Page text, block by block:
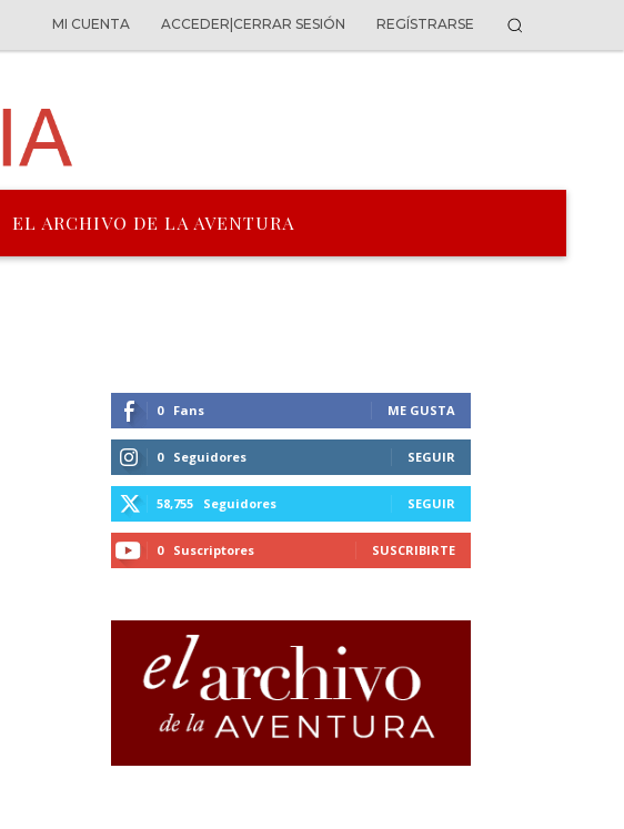
MI CUENTA ACCEDER|CERRAR SESIÓN REGÍSTRARSE
EL ARCHIVO DE LA AVENTURA
0 Fans ME GUSTA
0 Seguidores SEGUIR
58,755 Seguidores SEGUIR
0 Suscriptores SUSCRIBIRTE